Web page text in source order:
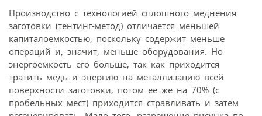
Производство с технологией сплошного меднения
заготовки (тентинг-метод) отличается меньшей
капиталоемкостью, поскольку содержит меньше
операций и, значит, меньше оборудования. Но
энергоемкость его больше, так как приходится
тратить медь и энергию на металлизацию всей
поверхности заготовки, потом ее же на 70% (с
пробельных мест) приходится стравливать и затем